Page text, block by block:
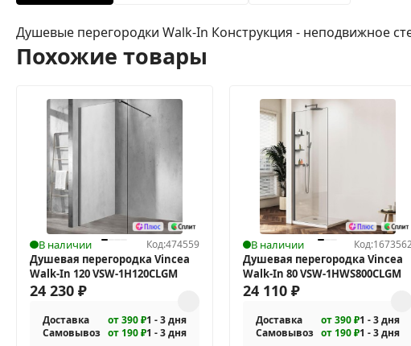
Душевые перегородки Walk-In Конструкция - неподвижное
Похожие товары
В наличии Код:474559
Душевая перегородка Vincea
Walk-In 120 VSW-1H120CLGM
24 230 ₽
Доставка от 390 ₽1 - 3 дня
Самовывоз от 190 ₽1 - 3 дня
В наличии Код:
Душевая перегородка Vincea
Walk-In 80 VSW-1HWS800CLGM
24 110 ₽
Доставка от 390 ₽1 - 3 дня
Самовывоз от 190 ₽1 - 3 дня